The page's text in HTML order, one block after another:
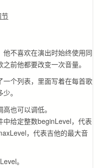
不喜欢在演出时始终使用同
前他都要改变一次音量。
个列表，里面写着在每首歌
。
也可以调低。
给定整数beginLevel，代表
，代表吉他的最大音
。